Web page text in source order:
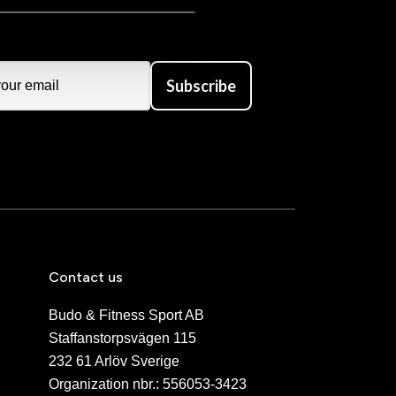
firande
Boran.
optimerats för
I stället för att
Subscribe
Contact us
Budo & Fitness Sport AB
Staffanstorpsvägen 115
232 61 Arlöv Sverige
Organization nbr.: 556053-3423